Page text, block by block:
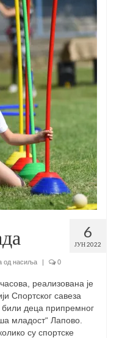
6
ЈУН 2022
од насиља | 0
реализована је
Спортског савеза
деца припремног
младост“ Лапово.
су спортске